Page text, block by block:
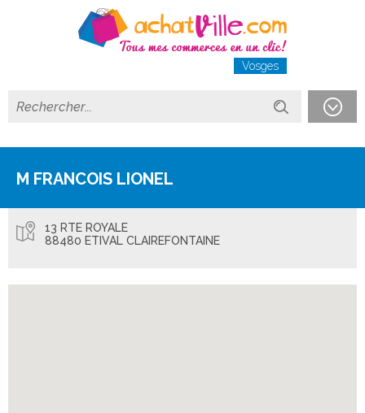
Vosges
M FRANCOIS LIONEL
13 RTE ROYALE
88480 ETIVAL CLAIREFONTAINE